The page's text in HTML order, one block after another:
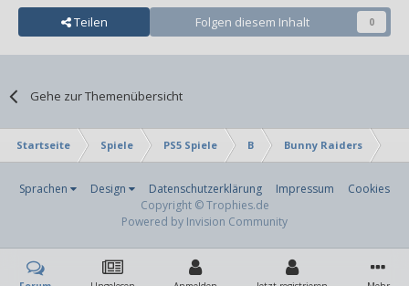
Teilen Folgen diesem Inhalt 0
Gehe zur Themenübersicht
Startseite Spiele PS5 Spiele B Bunny Raiders
Sprachen Design Datenschutzerklärung Impressum
Cookies
Copyright © Trophies.de
Powered by Invision Community